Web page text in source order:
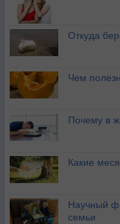
Откуда
Чем
Почему в
Какие
Научный
семьи